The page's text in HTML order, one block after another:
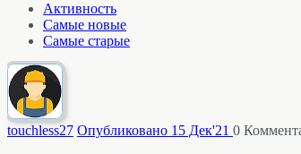
Активность
Самые новые
Самые старые
touchless27 Опубликовано 15 Дек'21 0